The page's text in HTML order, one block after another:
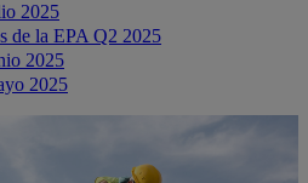
2025
de la EPA Q2 2025
2025
2025